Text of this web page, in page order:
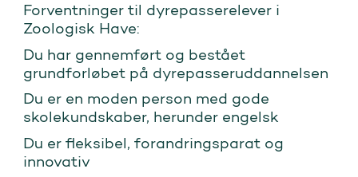
Forventninger til dyrepasserelever i
Zoologisk Have:
Du har gennemført og bestået
grundforløbet på dyrepasseruddannelsen
Du er en moden person med gode
skolekundskaber, herunder engelsk
Du er fleksibel, forandringsparat og
innovativ